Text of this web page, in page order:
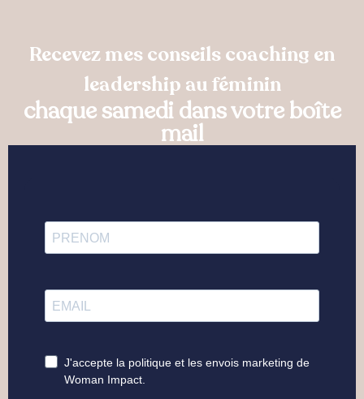
Recevez mes conseils coaching en
leadership au féminin
chaque samedi dans votre boîte
mail